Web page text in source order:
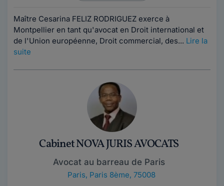
Maître Cesarina FELIZ RODRIGUEZ exerce à
Montpellier en tant qu'avocat en Droit international et
de l'Union européenne, Droit commercial, des... Lire la
suite
Cabinet NOVA JURIS AVOCATS
Avocat au barreau de Paris
Paris, Paris 8ème, 75008